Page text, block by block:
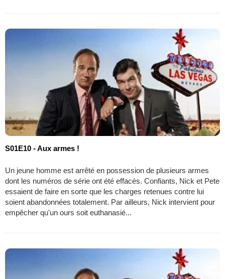
S01E10 - Aux armes !
Un jeune homme est arrêté en possession de plusieurs armes
dont les numéros de série ont été effacés. Confiants, Nick et Pete
essaient de faire en sorte que les charges retenues contre lui
soient abandonnées totalement. Par ailleurs, Nick intervient pour
empêcher qu'un ours soit euthanasié...